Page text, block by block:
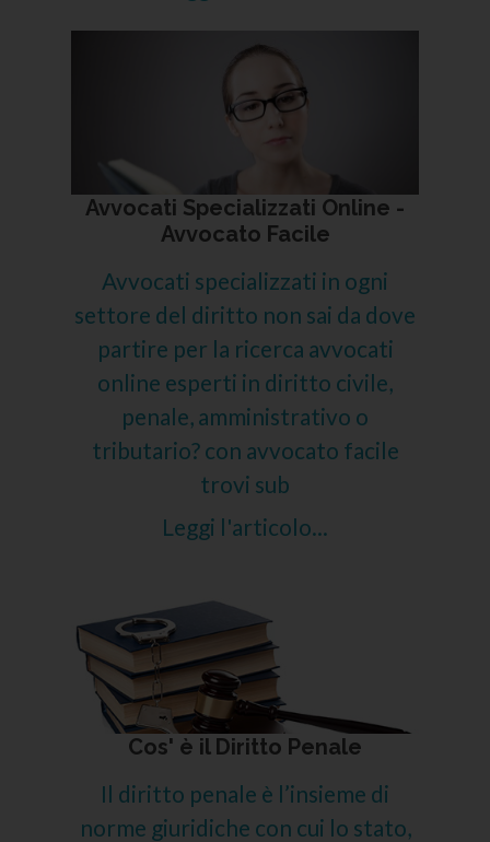
Avvocati Specializzati Online -
Avvocato Facile
Avvocati specializzati in ogni
settore del diritto non sai da dove
partire per la ricerca avvocati
online esperti in diritto civile,
penale, amministrativo o
tributario? con avvocato facile
trovi sub
Leggi l'articolo...
Cos' è il Diritto Penale
Il diritto penale è l’insieme di
norme giuridiche con cui lo stato,